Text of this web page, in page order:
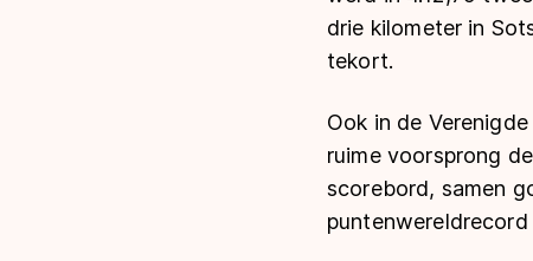
drie kilometer in
tekort.
Ook in de
ruime voorsprong
scorebord, samen